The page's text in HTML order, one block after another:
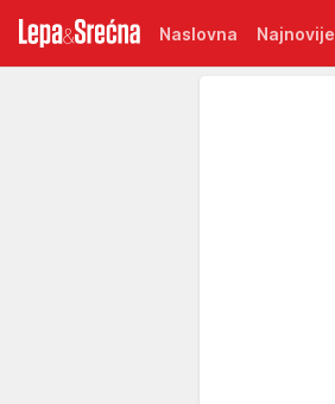
Naslovna Najnovije